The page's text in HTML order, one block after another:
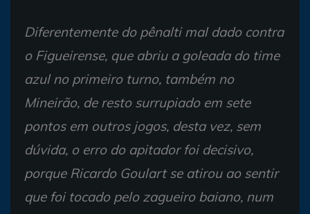
Diferentemente do pênalti mal dado contra
o Figueirense, que abriu a goleada do time
azul no primeiro turno, também no
Mineirão, de resto surrupiado em sete
pontos em outros jogos, desta vez, sem
dúvida, o erro do apitador foi decisivo,
porque Ricardo Goulart se atirou ao sentir
que foi tocado pelo zagueiro baiano, num